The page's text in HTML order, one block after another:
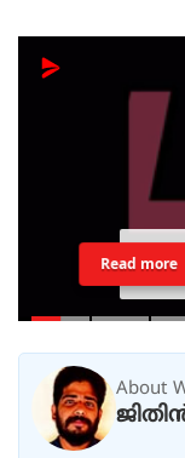
Read more
About